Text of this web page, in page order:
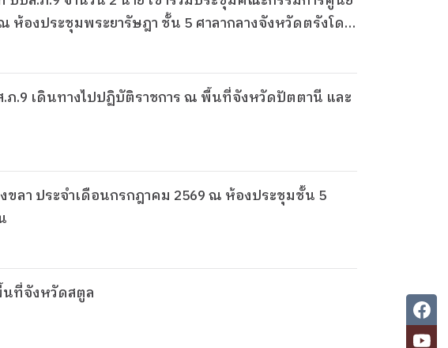
องประชุมพระยารัษฎา ชั้น 5 ศาลากลางจังหวัดตรังโดย
ภ.9 เดินทางไปปฏิบัติราชการ ณ พื้นที่จังหวัดปัตตานี และ
ลา ประจำเดือนกรกฎาคม 2569 ณ ห้องประชุมชั้น 5
ารกิจในพื้นที่จังหวัดสตูล